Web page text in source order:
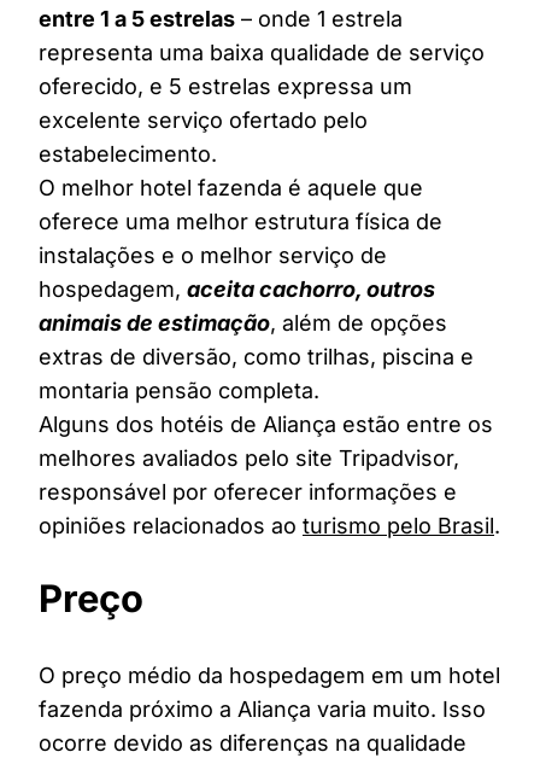
entre 1 a 5 estrelas – onde 1 estrela
representa uma baixa qualidade de serviço
oferecido, e 5 estrelas expressa um
excelente serviço ofertado pelo
estabelecimento.
O melhor hotel fazenda é aquele que
oferece uma melhor estrutura física de
instalações e o melhor serviço de
hospedagem, aceita cachorro, outros
animais de estimação, além de opções
extras de diversão, como trilhas, piscina e
montaria pensão completa.
Alguns dos hotéis de Aliança estão entre os
melhores avaliados pelo site Tripadvisor,
responsável por oferecer informações e
opiniões relacionados ao turismo pelo Brasil.
Preço
O preço médio da hospedagem em um hotel
fazenda próximo a Aliança varia muito. Isso
ocorre devido as diferenças na qualidade